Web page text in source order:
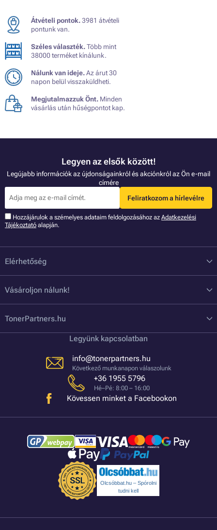
Átvételi pontok.3981 átvételi
pontunk van.
Széles választék.Több mint
38000 terméket kínálunk.
Nálunk van ideje.Az árut 30
napon belül visszaküldheti.
Megjutalmazzuk Önt. Minden
vásárlás után hűségpontot kap.
Legyen az elsők között!
Legújabb információk az újdonságainkról és akciónkról az Ön e-mail
címére
Feliratkozom a hírlevélre
Hozzájárulok a szémelyes adataim feldolgozásához az Adatkezelési
Tájékoztató alapján.
Elérhetőség
Vásároljon nálunk!
TonerPartners.hu
Legyünk kapcsolatban
info@tonerpartners.hu
Következő munkanapon válaszolunk
+36 1955 5796
Hé–Pé: 8:00 – 16:00
Kövessen minket a Facebookon
Olcsóbbat.hu – Spórolni
tudni kell